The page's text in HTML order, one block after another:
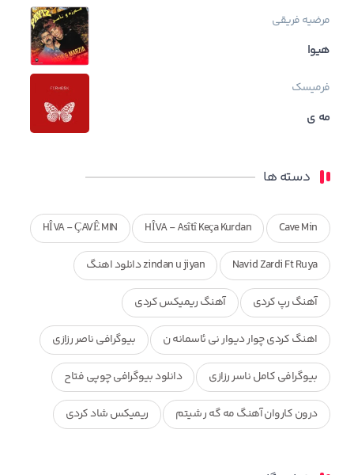
مرضیه فریقی
هیوا
فرمیسک
مه ی
دسته ها
Cave Min
HÎVA - Asîtî Keça Kurdan
HÎVA - ÇAVÊ MIN
Navid Zardi Ft Ruya zindan u jiyan دانلود اهنگ
آهنگ رپ کردی آهنگ ریمیکس کردی
اهنگ کردی چوار دیوار نی ئاسمانه ن بیوگرافی ناصر رزازی
بیوگرافی کامل ناسر رزازی دانلود بیوگرافی چوپی فتاح
درون کاروان آهنگ مه گه ر شیتم ریمیکس شاد کردی